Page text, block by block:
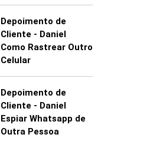
Depoimento de
Cliente - Daniel
Como Rastrear Outro
Celular
Depoimento de
Cliente - Daniel
Espiar Whatsapp de
Outra Pessoa